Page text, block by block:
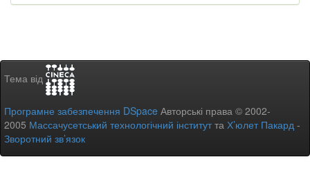
Тема від
Програмне забезпечення DSpace Авторські права © 2002-
2005 Массачусетський технологічний інститутта Х’юлет Пакард -
Зворотний зв’язок